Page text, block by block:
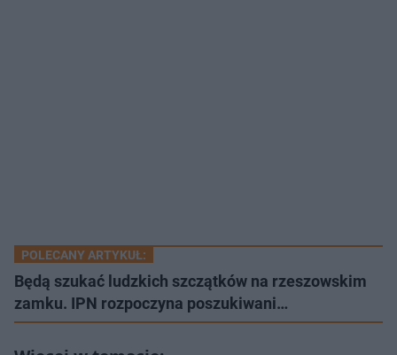
POLECANY ARTYKUŁ:
Będą szukać ludzkich szczątków na rzeszowskim
zamku. IPN rozpoczyna poszukiwani…